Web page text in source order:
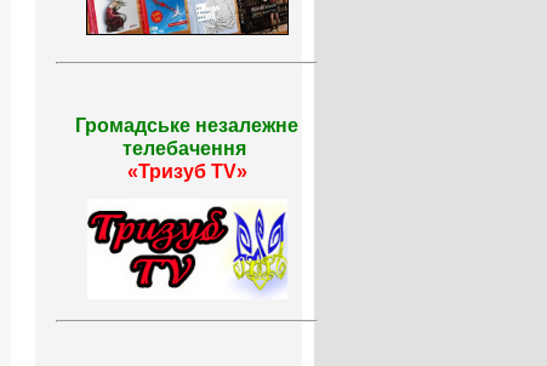
Громадське незалежне
телебачення
«Тризуб TV»